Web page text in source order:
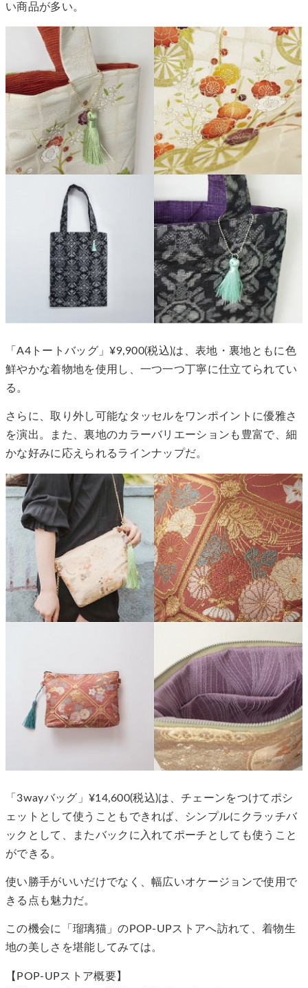
い商品が多い。
「A4トートバッグ」¥9,900(税込)は、表地・裏地ともに色
鮮やかな着物地を使用し、一つ一つ丁寧に仕立てられてい
る。
さらに、取り外し可能なタッセルをワンポイントに優雅さ
を演出。また、裏地のカラーバリエーションも豊富で、細
かな好みに応えられるラインナップだ。
「3wayバッグ」¥14,600(税込)は、チェーンをつけてポシ
ェットとして使うこともできれば、シンプルにクラッチバ
ックとして、またバックに入れてポーチとしても使うこと
ができる。
使い勝手がいいだけでなく、幅広いオケージョンで使用で
きる点も魅力だ。
この機会に「瑠璃猫」のPOP-UPストアへ訪れて、着物生
地の美しさを堪能してみては。
【POP-UPストア概要】